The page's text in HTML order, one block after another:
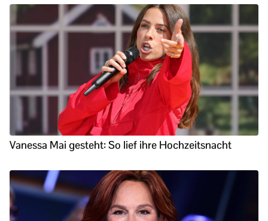
Vanessa Mai gesteht: So lief ihre Hochzeitsnacht